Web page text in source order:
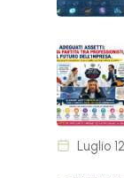
Luglio